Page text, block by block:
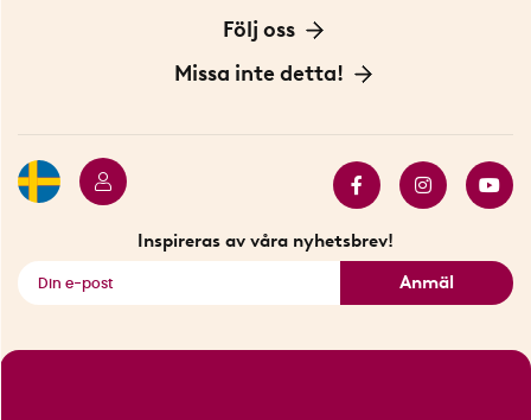
Personuppgiftspolicy
Om oss
Vår historia
Följ oss
Blogg: Smarta tips
Missa inte detta!
Fyndhörnan
Inspireras av våra nyhetsbrev!
Anmäl